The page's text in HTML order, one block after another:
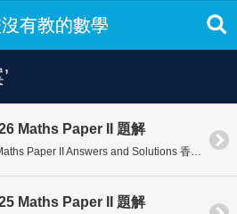
有教的數學
Maths Paper II 題解
Maths Paper II 題解